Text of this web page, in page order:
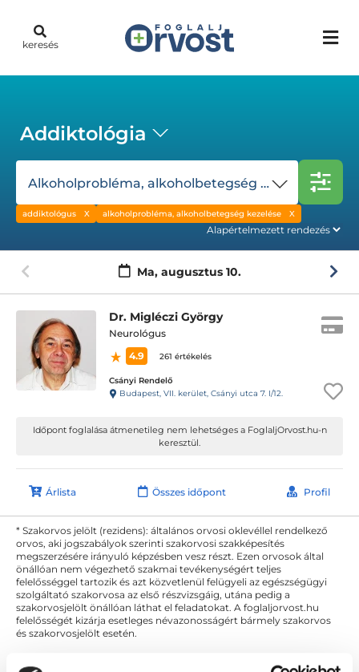
keresés
Addiktológia
Alkoholprobléma, alkoholbetegség kezelése
addiktológus alkoholprobléma, alkoholbetegség kezelése
Ma, augusztus 10.
Dr. Migléczi György
Neurológus
4.9
261 értékelés
Csányi Rendelő
Budapest, VII. kerület, Csányi utca 7. I/12.
Időpont foglalása átmenetileg nem lehetséges a FoglaljOrvost.hu-n
keresztül.
Árlista Összes időpont Profil
* Szakorvos jelölt (rezidens): általános orvosi oklevéllel rendelkező
orvos, aki jogszabályok szerinti szakorvosi szakképesítés
megszerzésére irányuló képzésben vesz részt. Ezen orvosok által
önállóan nem végezhető szakmai tevékenységért teljes
felelősséggel tartozik és azt közvetlenül felügyeli az egészségügyi
szolgáltató szakorvosa az első részvizsgáig, utána pedig a
szakorvosjelölt önállóan láthat el feladatokat. A foglaljorvost.hu
felelősségét kizárja esetleges névazonosságért bármely szakorvos
és szakorvosjelölt esetén.